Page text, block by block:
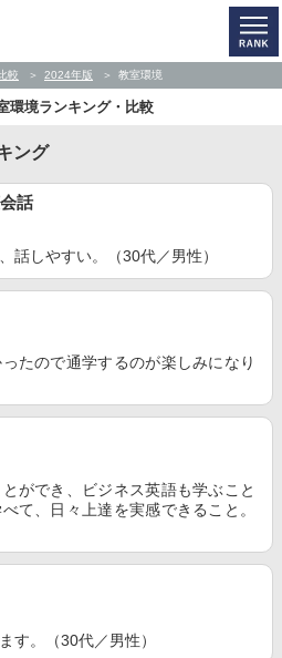
較 2024年版 教室環境
環境ランキング・比較
ング
話
話しやすい。（30代／男性）
たので通学するのが楽しみになり
ができ、ビジネス英語も学ぶこと
て、日々上達を実感できること。
す。（30代／男性）